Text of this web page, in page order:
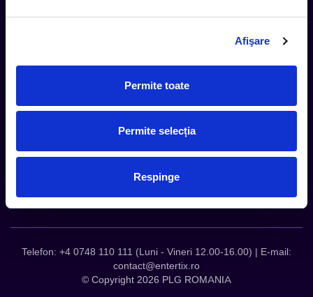
Afişare
Permite toate
Permite selecția
Respinge
Contact
Serviciul CareTix
Politica Confidentialitate
Telefon: +4 0748 110 111 (Luni - Vineri 12.00-16.00) | E-mail:
contact@entertix.ro
© Copyright 2026 PLG ROMANIA